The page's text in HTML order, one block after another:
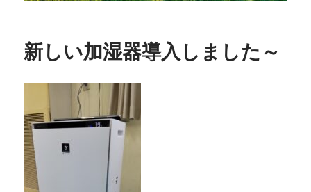
新しい加湿器導入しました～